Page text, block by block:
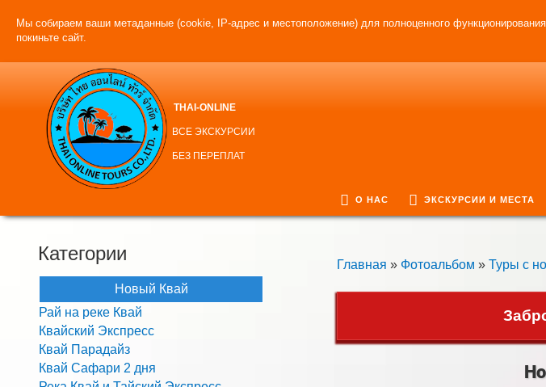
Мы собираем ваши метаданные (cookie, IP-адрес и местоположение) для полноценного
покиньте сайт.
THAI-ONLINE
ВСЕ ЭКСКУРСИИ
БЕЗ ПЕРЕПЛАТ
О НАС ЭКСКУРСИИ И МЕСТА
Главная » Фотоальбом » Туры с
Категории
Новый Квай
Рай на реке Квай
Квайский Экспресс
Квай Парадайз
Квай Сафари 2 дня